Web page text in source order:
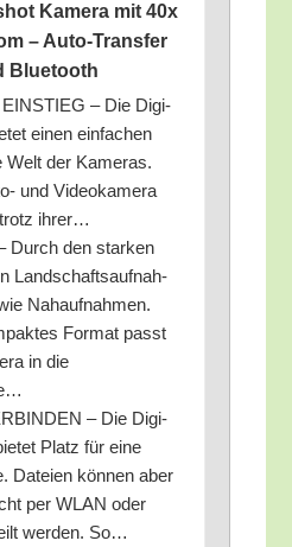
Kame­ra mit 40x
– Auto-Trans­fer
Bluetooth
– Die Digi­
einen ein­fa­chen
Welt der Kame­ras.
und Video­ka­me­ra
ihrer…
Durch den star­ken
Land­schafts­auf­nah­
Nah­auf­nah­men.
For­mat passt
in die
– Die Digi­
Platz für eine
Datei­en kön­nen aber
per WLAN oder
wer­den. So…